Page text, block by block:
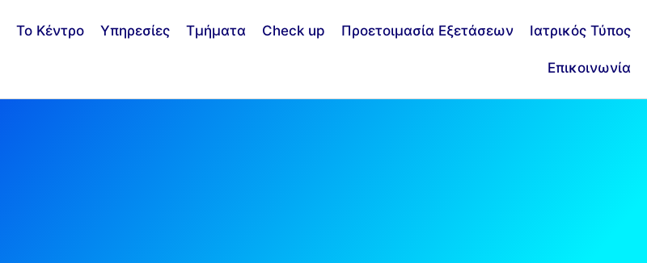
Το Κέντρο Υπηρεσίες Τμήματα Check up Προετοιμασία Εξετάσεων Ιατρικός Τύπος
Επικοινωνία